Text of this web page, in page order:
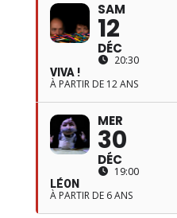
SAM
12
DÉC
20:30
VIVA !
À PARTIR DE 12 ANS
MER
30
DÉC
19:00
LÉON
À PARTIR DE 6 ANS